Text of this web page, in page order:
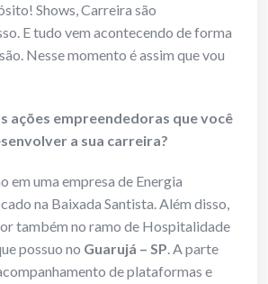
Shows, Carreira são
E tudo vem acontecendo de forma
Nesse momento é assim que vou
ações empreendedoras que você
a sua carreira?
em uma empresa de Energia
na Baixada Santista. Além disso,
também no ramo de Hospitalidade
possuo no Guarujá – SP. A parte
de plataformas e